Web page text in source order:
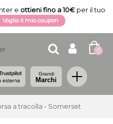
e ottieni fino a 10€ per il tuo
Voglio il mio coupon
0
Grandi
Marchi
a tracolla - Somerset